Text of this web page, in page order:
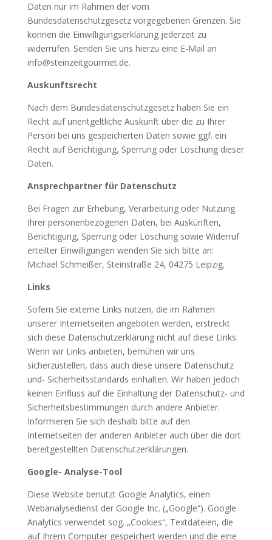
Daten nur im Rahmen der vom
Bundesdatenschutzgesetz vorgegebenen Grenzen. Sie
können die Einwilligungserklärung jederzeit zu
widerrufen. Senden Sie uns hierzu eine E-Mail an
info@steinzeitgourmet.de.
Auskunftsrecht
Nach dem Bundesdatenschutzgesetz haben Sie ein
Recht auf unentgeltliche Auskunft über die zu Ihrer
Person bei uns gespeicherten Daten sowie ggf. ein
Recht auf Berichtigung, Sperrung oder Löschung dieser
Daten.
Ansprechpartner für Datenschutz
Bei Fragen zur Erhebung, Verarbeitung oder Nutzung
Ihrer personenbezogenen Daten, bei Auskünften,
Berichtigung, Sperrung oder Löschung sowie Widerruf
erteilter Einwilligungen wenden Sie sich bitte an:
Michael Schmeißer, Steinstraße 24, 04275 Leipzig.
Links
Sofern Sie externe Links nutzen, die im Rahmen
unserer Internetseiten angeboten werden, erstreckt
sich diese Datenschutzerklärung nicht auf diese Links.
Wenn wir Links anbieten, bemühen wir uns
sicherzustellen, dass auch diese unsere Datenschutz
und- Sicherheitsstandards einhalten. Wir haben jedoch
keinen Einfluss auf die Einhaltung der Datenschutz- und
Sicherheitsbestimmungen durch andere Anbieter.
Informieren Sie sich deshalb bitte auf den
Internetseiten der anderen Anbieter auch über die dort
bereitgestellten Datenschutzerklärungen.
Google- Analyse-Tool
Diese Website benutzt Google Analytics, einen
Webanalysedienst der Google Inc. („Google“). Google
Analytics verwendet sog. „Cookies“, Textdateien, die
auf Ihrem Computer gespeichert werden und die eine